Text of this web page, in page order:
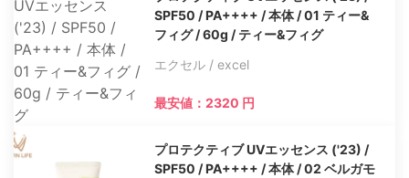
SPF50 / PA++++ / 本体 / 01 ティー&
フィグ / 60g / ティー&フィグ
エクセル / excel
最安値：2320 円
プロテクティブ UVエッセンス ('23) /
SPF50 / PA++++ / 本体 / 02 ベルガモ